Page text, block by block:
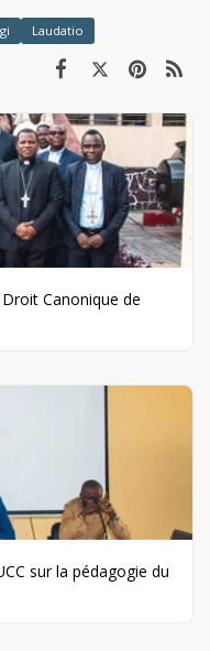
Laudatio
sur la pédagogie du